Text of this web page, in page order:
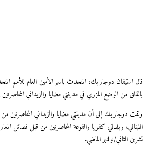
قال استيفان دوجاريك، المتحدث باسم الأمين العام للأمم
بالقلق من الوضع المزري في مدينتي مضايا والزبداني
ولفت دوجاريك إلى أن مدينتي مضايا والزبداني المحاصرتين
اللبناني، وبلدتي كفريا والفوعة المحاصرتين من قبل فصائل
تشرين الثاني/نوفمبر الماضي.